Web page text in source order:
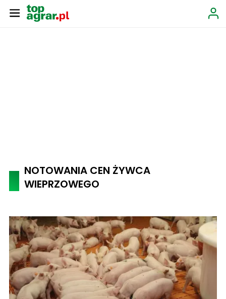
NOTOWANIA CEN ŻYWCA
WIEPRZOWEGO